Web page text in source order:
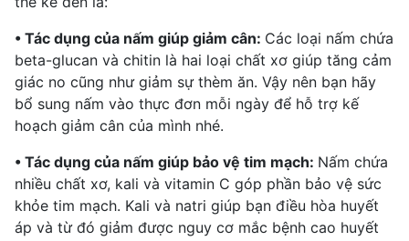
• Tác dụng của nấm giúp giảm cân: Các loại nấm chứa
beta-glucan và chitin là hai loại chất xơ giúp tăng cảm
giác no cũng như giảm sự thèm ăn. Vậy nên bạn hãy
bổ sung nấm vào thực đơn mỗi ngày để hỗ trợ kế
hoạch giảm cân của mình nhé.
• Tác dụng của nấm giúp bảo vệ tim mạch: Nấm chứa
nhiều chất xơ, kali và vitamin C góp phần bảo vệ sức
khỏe tim mạch. Kali và natri giúp bạn điều hòa huyết
áp và từ đó giảm được nguy cơ mắc bệnh cao huyết